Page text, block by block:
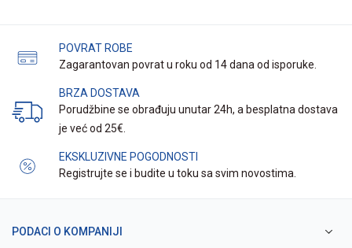
POVRAT ROBE
Zagarantovan povrat u roku od 14 dana od isporuke.
BRZA DOSTAVA
Porudžbine se obrađuju unutar 24h, a besplatna dostava
je već od 25€.
EKSKLUZIVNE POGODNOSTI
Registrujte se i budite u toku sa svim novostima.
PODACI O KOMPANIJI